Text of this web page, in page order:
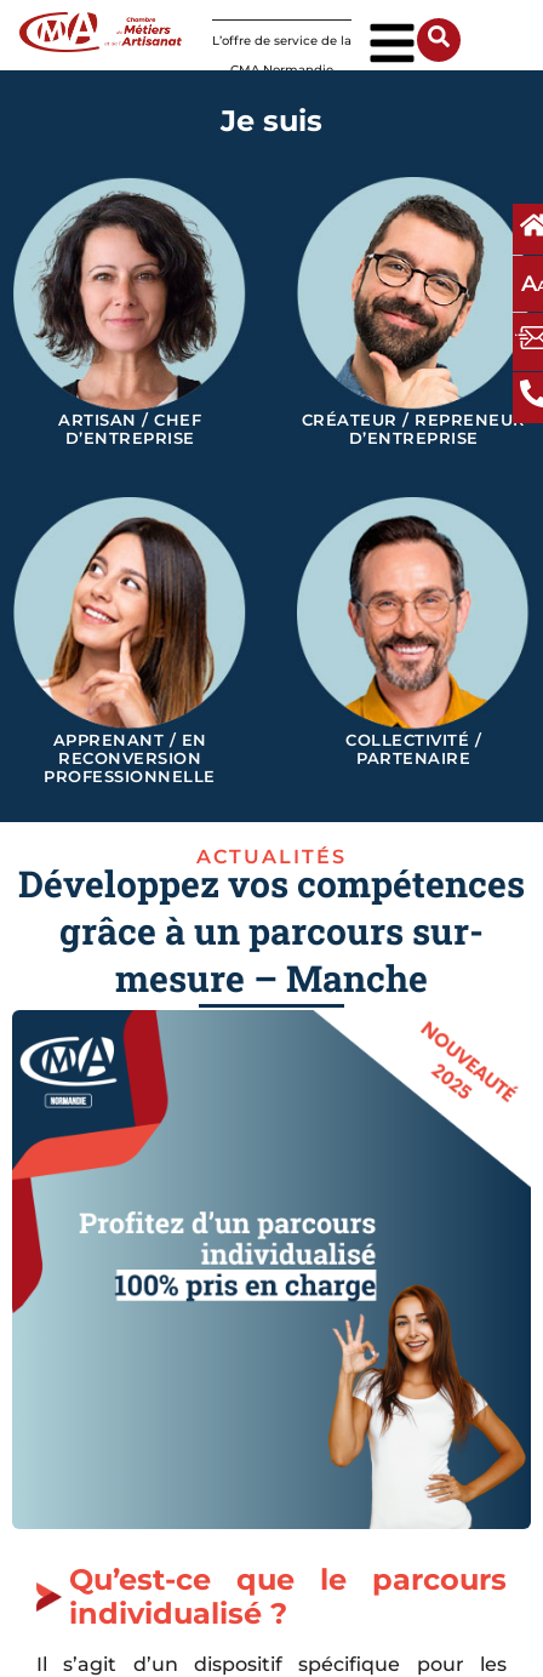
L’offre de service de la
CMA Normandie
A
Je suis
ARTISAN / CHEF
D’ENTREPRISE
CRÉATEUR / REPRENEUR
D’ENTREPRISE
APPRENANT / EN
RECONVERSION
PROFESSIONNELLE
COLLECTIVITÉ /
PARTENAIRE
ACTUALITÉS
Développez vos compétences
grâce à un parcours sur-
mesure – Manche
Qu’est-ce que le parcours
individualisé ?
Il s’agit d’un dispositif spécifique pour les
Panneau de gestion des cookies